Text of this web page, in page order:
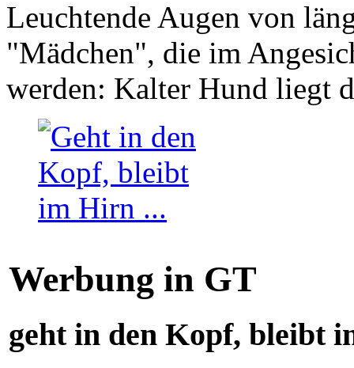
Leuchtende Augen von
"Mädchen", die im
werden: Kalter Hund liegt
Werbung in GT
geht in den Kopf, bleibt